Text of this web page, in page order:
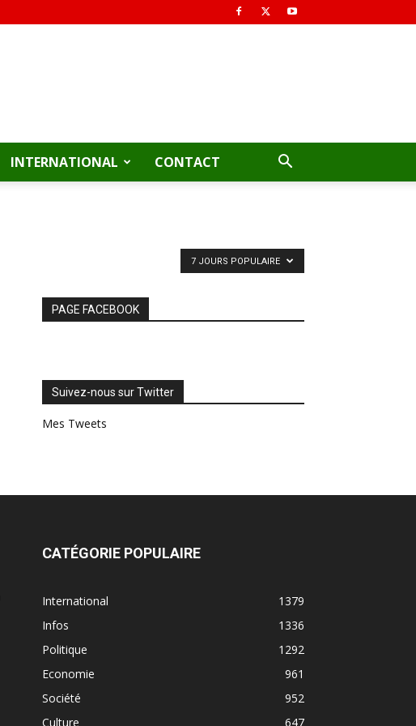
INTERNATIONAL CONTACT
7 JOURS POPULAIRE
PAGE FACEBOOK
Suivez-nous sur Twitter
Mes Tweets
CATÉGORIE POPULAIRE
International
1379
Infos
1336
Politique
1292
Economie
961
Société
952
Culture
647